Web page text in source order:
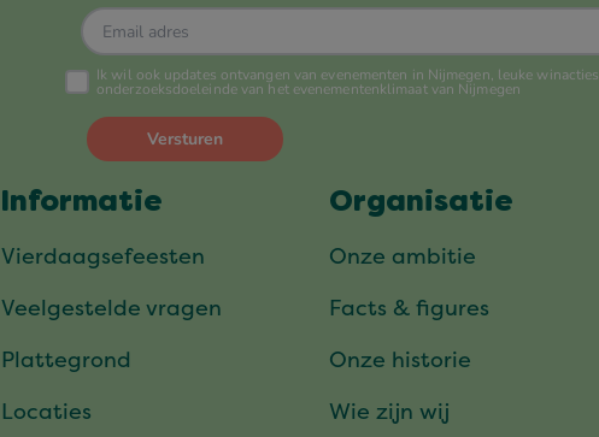
Informatie
Vierdaagsefeesten
Veelgestelde vragen
Plattegrond
Locaties
Organisatie
Onze ambitie
Facts & figures
Onze historie
Wie zijn wij